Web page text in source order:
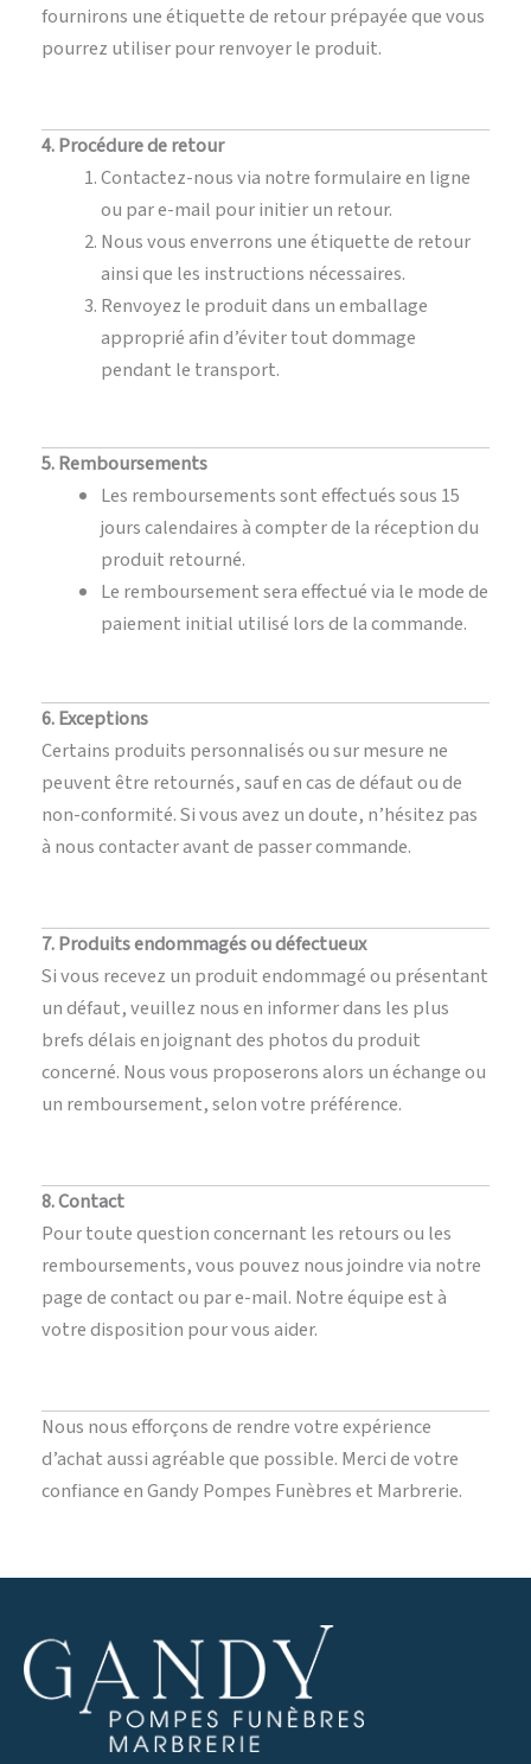
fournirons une étiquette de retour prépayée que vous
pourrez utiliser pour renvoyer le produit.
4. Procédure de retour
Contactez-nous via notre formulaire en ligne
ou par e-mail pour initier un retour.
Nous vous enverrons une étiquette de retour
ainsi que les instructions nécessaires.
Renvoyez le produit dans un emballage
approprié afin d’éviter tout dommage
pendant le transport.
5. Remboursements
Les remboursements sont effectués sous 15
jours calendaires à compter de la réception du
produit retourné.
Le remboursement sera effectué via le mode de
paiement initial utilisé lors de la commande.
6. Exceptions
Certains produits personnalisés ou sur mesure ne
peuvent être retournés, sauf en cas de défaut ou de
non-conformité. Si vous avez un doute, n’hésitez pas
à nous contacter avant de passer commande.
7. Produits endommagés ou défectueux
Si vous recevez un produit endommagé ou présentant
un défaut, veuillez nous en informer dans les plus
brefs délais en joignant des photos du produit
concerné. Nous vous proposerons alors un échange ou
un remboursement, selon votre préférence.
8. Contact
Pour toute question concernant les retours ou les
remboursements, vous pouvez nous joindre via notre
page de contact ou par e-mail. Notre équipe est à
votre disposition pour vous aider.
Nous nous efforçons de rendre votre expérience
d’achat aussi agréable que possible. Merci de votre
confiance en Gandy Pompes Funèbres et Marbrerie.